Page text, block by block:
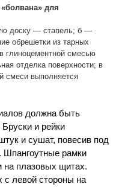
для
доску — стапель; б —
обрешетки из тарных
глиноцементной смесью
отделка поверхности; в
смеси выполняется
должна быть
и рейки
и сушат, повесив под
Шпангоутные рамки
на плазовых щитах.
с левой стороны на